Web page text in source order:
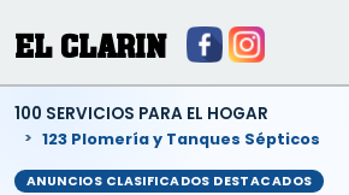
EL CLARIN
100 SERVICIOS PARA EL HOGAR
123 Plomería y Tanques Sépticos
ANUNCIOS CLASIFICADOS DESTACADOS